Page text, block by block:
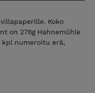
Koko
on 276g Hahnemühle
kpl numeroitu erä,